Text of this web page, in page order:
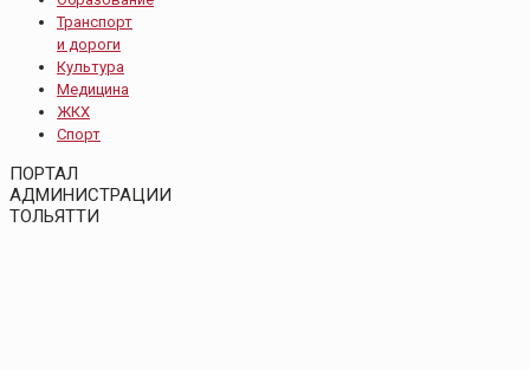
Транспорт
и дороги
Культура
Медицина
ЖКХ
Спорт
ПОРТАЛ
АДМИНИСТРАЦИИ
ТОЛЬЯТТИ